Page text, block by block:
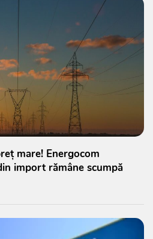
mare! Energocom
import rămâne scumpă